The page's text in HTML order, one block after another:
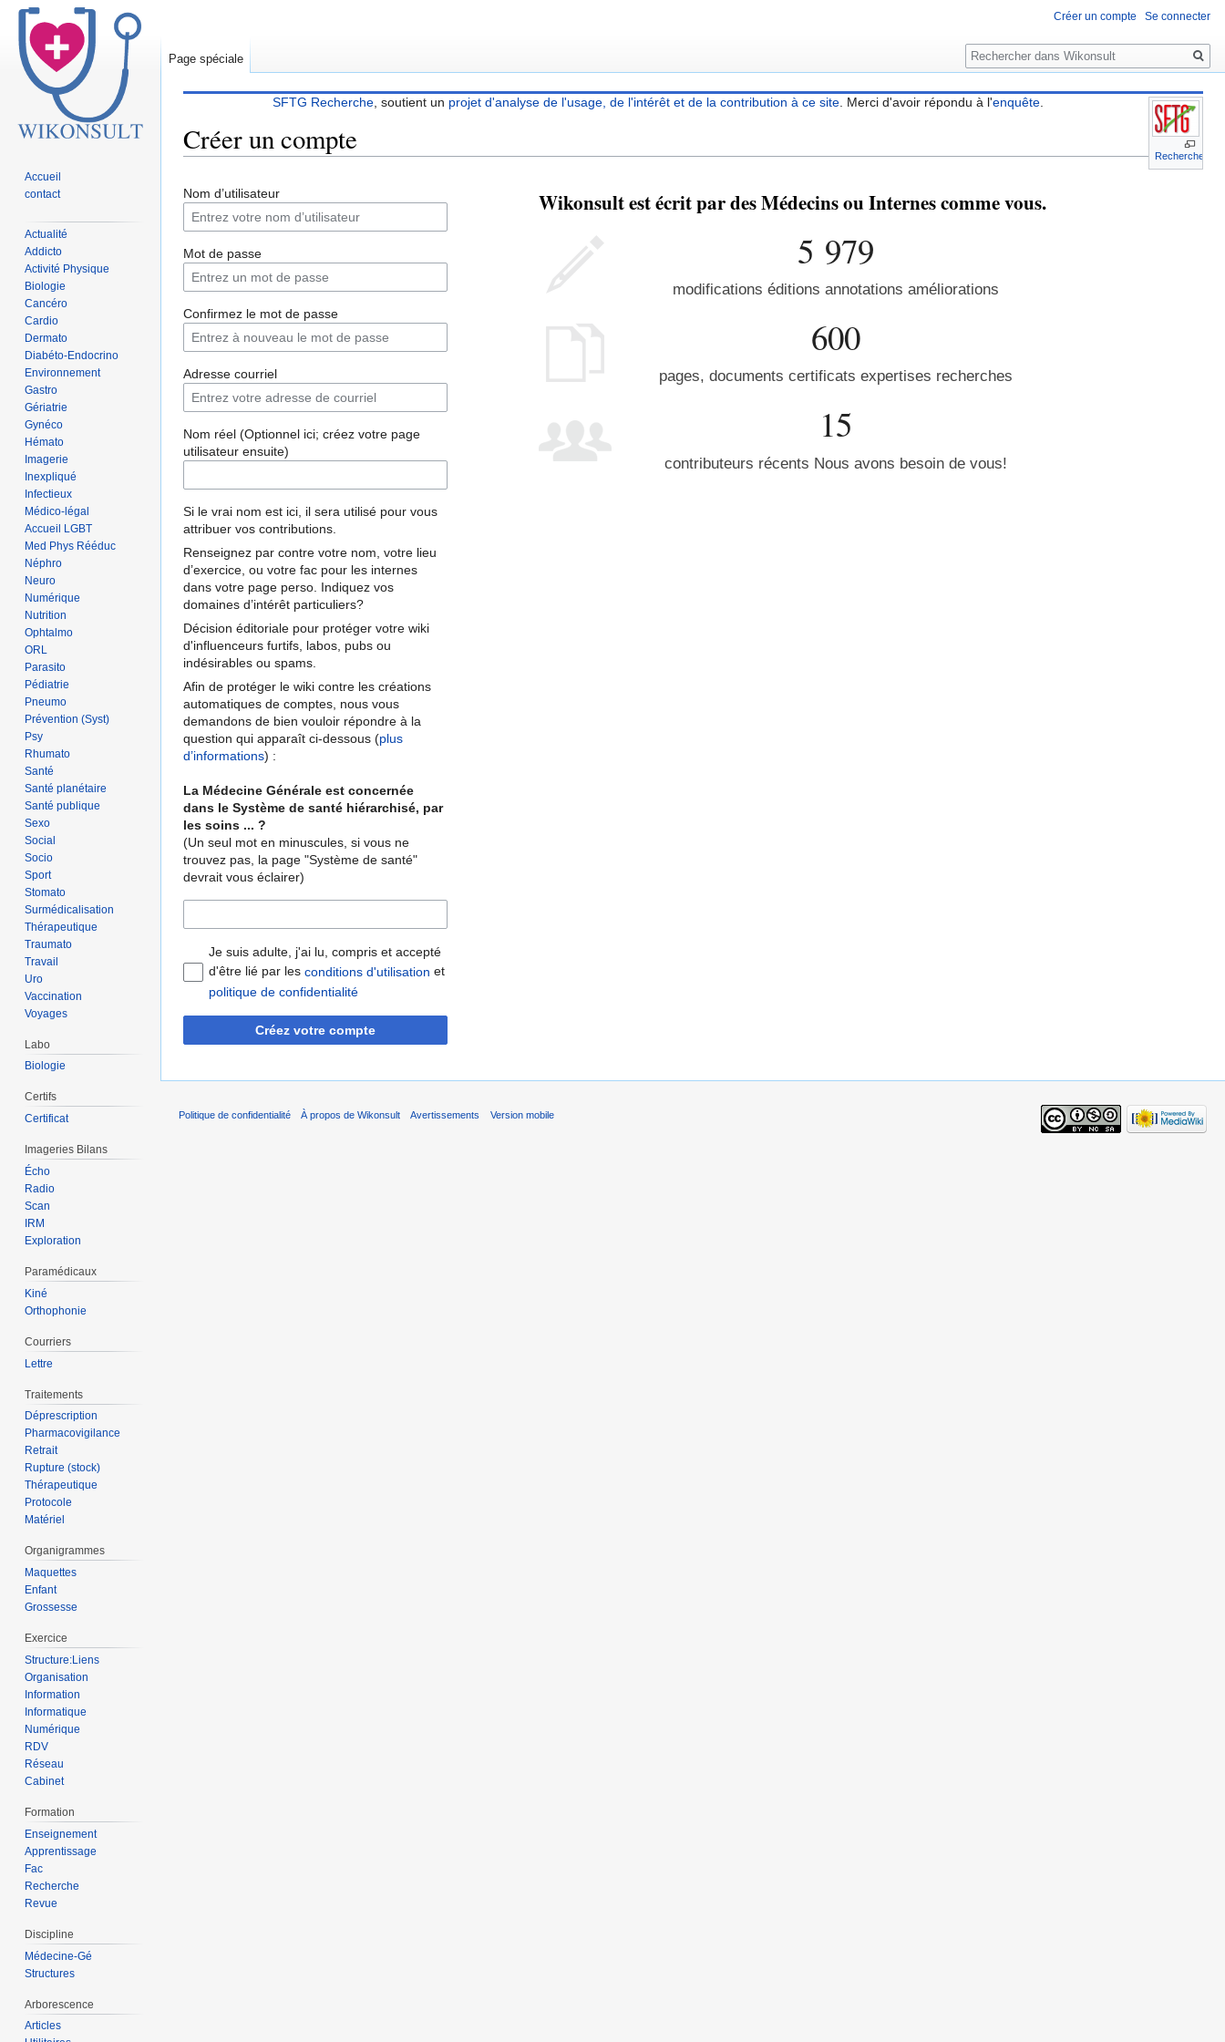
Recherche
SFTG Recherche, soutient un projet d'analyse de l'usage, de l'intérêt et de la contribution à ce site. Merci d'avoir répondu à l'enquête.
Créer un compte
à
à
Nom d’utilisateur
Mot de passe
Confirmez le mot de passe
Adresse courriel
Nom réel (Optionnel ici; créez votre page
utilisateur ensuite)
Si le vrai nom est ici, il sera utilisé pour vous
attribuer vos contributions.
Renseignez par contre votre nom, votre lieu
d’exercice, ou votre fac pour les internes
dans votre page perso. Indiquez vos
domaines d’intérêt particuliers?
Décision éditoriale pour protéger votre wiki
d'influenceurs furtifs, labos, pubs ou
indésirables ou spams.
Afin de protéger le wiki contre les créations
automatiques de comptes, nous vous
demandons de bien vouloir répondre à la
question qui apparaît ci-dessous (plus
d’informations) :
La Médecine Générale est concernée
dans le Système de santé hiérarchisé, par
les soins ... ?
(Un seul mot en minuscules, si vous ne
trouvez pas, la page "Système de santé"
devrait vous éclairer)
Je suis adulte, j'ai lu, compris et accepté
d'être lié par les conditions d'utilisation et
politique de confidentialité
Créez votre compte
Wikonsult est écrit par des Médecins ou Internes comme vous.
5 979
modifications éditions annotations améliorations
600
pages, documents certificats expertises recherches
15
contributeurs récents Nous avons besoin de vous!
Créer un compte Se connecter
Page spéciale
Rechercher
Accueil
contact
Actualité
Addicto
Activité Physique
Biologie
Cancéro
Cardio
Dermato
Diabéto-Endocrino
Environnement
Gastro
Gériatrie
Gynéco
Hémato
Imagerie
Inexpliqué
Infectieux
Médico-légal
Accueil LGBT
Med Phys Rééduc
Néphro
Neuro
Numérique
Nutrition
Ophtalmo
ORL
Parasito
Pédiatrie
Pneumo
Prévention (Syst)
Psy
Rhumato
Santé
Santé planétaire
Santé publique
Sexo
Social
Socio
Sport
Stomato
Surmédicalisation
Thérapeutique
Traumato
Travail
Uro
Vaccination
Voyages
Labo
Biologie
Certifs
Certificat
Imageries Bilans
Écho
Radio
Scan
IRM
Exploration
Paramédicaux
Kiné
Orthophonie
Courriers
Lettre
Traitements
Déprescription
Pharmacovigilance
Retrait
Rupture (stock)
Thérapeutique
Protocole
Matériel
Organigrammes
Maquettes
Enfant
Grossesse
Exercice
Structure:Liens
Organisation
Information
Informatique
Numérique
RDV
Réseau
Cabinet
Formation
Enseignement
Apprentissage
Fac
Recherche
Revue
Discipline
Médecine-Gé
Structures
Arborescence
Articles
Politique de confidentialité À propos de Wikonsult Avertissements Version mobile